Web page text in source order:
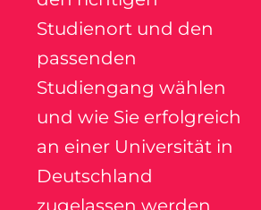
Studienort und den
passenden
Studiengang wählen
und wie Sie erfolgreich
an einer Universität in
Deutschland
zugelassen werden